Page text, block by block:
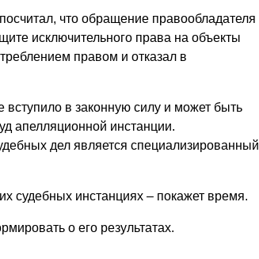
что обращение правообладателя
исключительного права на объекты
правом и отказал в
в законную силу и может быть
апелляционной инстанции.
дел является специализированный
судебных инстанциях – покажет время.
о его результатах.